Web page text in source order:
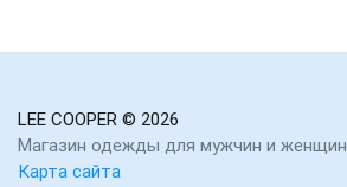
LEE COOPER © 2026
Магазин одежды для мужчин и женщин
Карта сайта